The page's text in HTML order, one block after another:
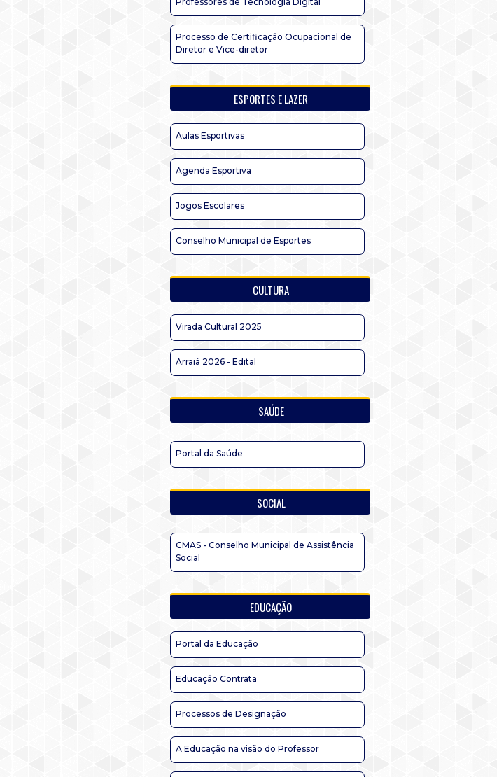
Processo de Certificação Ocupacional de
Diretor e Vice-diretor
ESPORTES E LAZER
Aulas Esportivas
Agenda Esportiva
Jogos Escolares
Conselho Municipal de Esportes
CULTURA
Virada Cultural 2025
Arraiá 2026 - Edital
SAÚDE
Portal da Saúde
SOCIAL
CMAS - Conselho Municipal de Assistência
Social
EDUCAÇÃO
Portal da Educação
Educação Contrata
Processos de Designação
A Educação na visão do Professor